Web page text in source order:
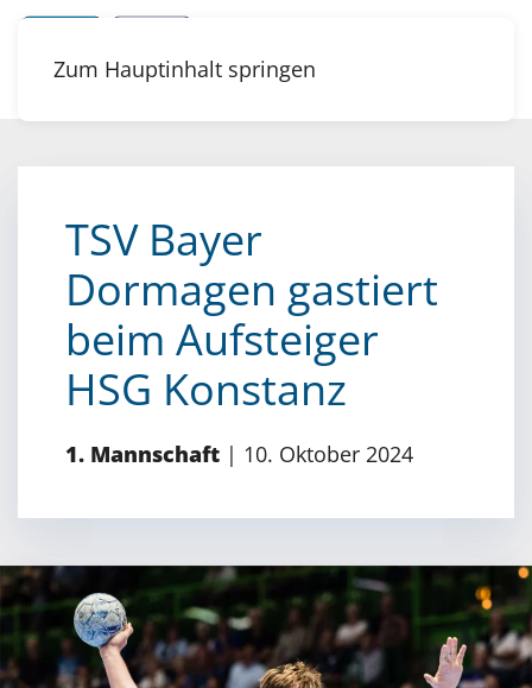
Zum Hauptinhalt springen
TSV Bayer
Dormagen gastiert
beim Aufsteiger
HSG Konstanz
1. Mannschaft | 10. Oktober 2024